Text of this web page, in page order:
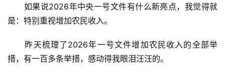
如果说2026年中央一号文件有什么新亮点，我觉得就
是：特别重视增加农民收入。
昨天梳理了2026年一号文件增加农民收入的全部举
措，有一百多条举措，感动得我眼泪汪汪的。